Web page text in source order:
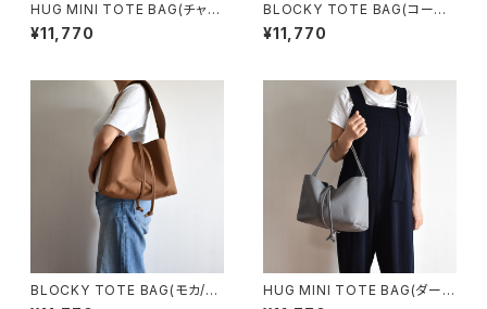
HUG MINI TOTE BAG(チャコ
ール/グレー)
¥11,770
BLOCKY TOTE BAG(コーヒ
ー/ブラウン)
¥11,770
BLOCKY TOTE BAG(モカ/ブ
HUG MINI TOTE BAG(ダーク